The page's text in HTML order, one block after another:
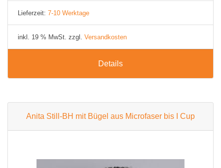
Lieferzeit: 7-10 Werktage
inkl. 19 % MwSt. zzgl. Versandkosten
Details
Anita Still-BH mit Bügel aus Microfaser bis I Cup